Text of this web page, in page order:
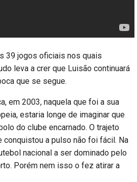
39 jogos oficiais nos quais
leva a crer que Luisão continuará
que se segue.
em 2003, naquela que foi a sua
estaria longe de imaginar que
do clube encarnado. O trajeto
conquistou a pulso não foi fácil. Na
nacional a ser dominado pelo
Porém nem isso o fez atirar a